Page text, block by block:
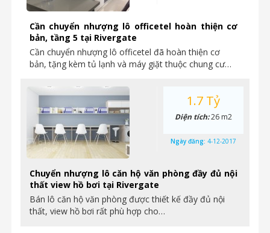
Cần chuyển nhượng lô officetel hoàn thiện cơ
bản, tầng 5 tại Rivergate
Cần chuyển nhượng lô officetel đã hoàn thiện cơ
bản, tặng kèm tủ lạnh và máy giặt thuộc chung cư…
Chuyển nhượng lô căn hộ văn phòng đầy đủ nội
thất view hồ bơi tại Rivergate
Bán lô căn hộ văn phòng được thiết kế đầy đủ nội
thất, view hồ bơi rất phù hợp cho…
1.7 Tỷ
Diện tích:26 m2
Ngày đăng: 4-12-2017